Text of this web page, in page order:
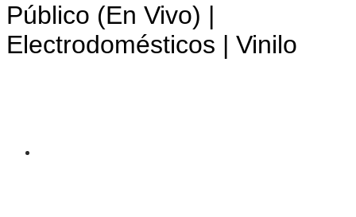
Público (En Vivo) |
Electrodomésticos | Vinilo